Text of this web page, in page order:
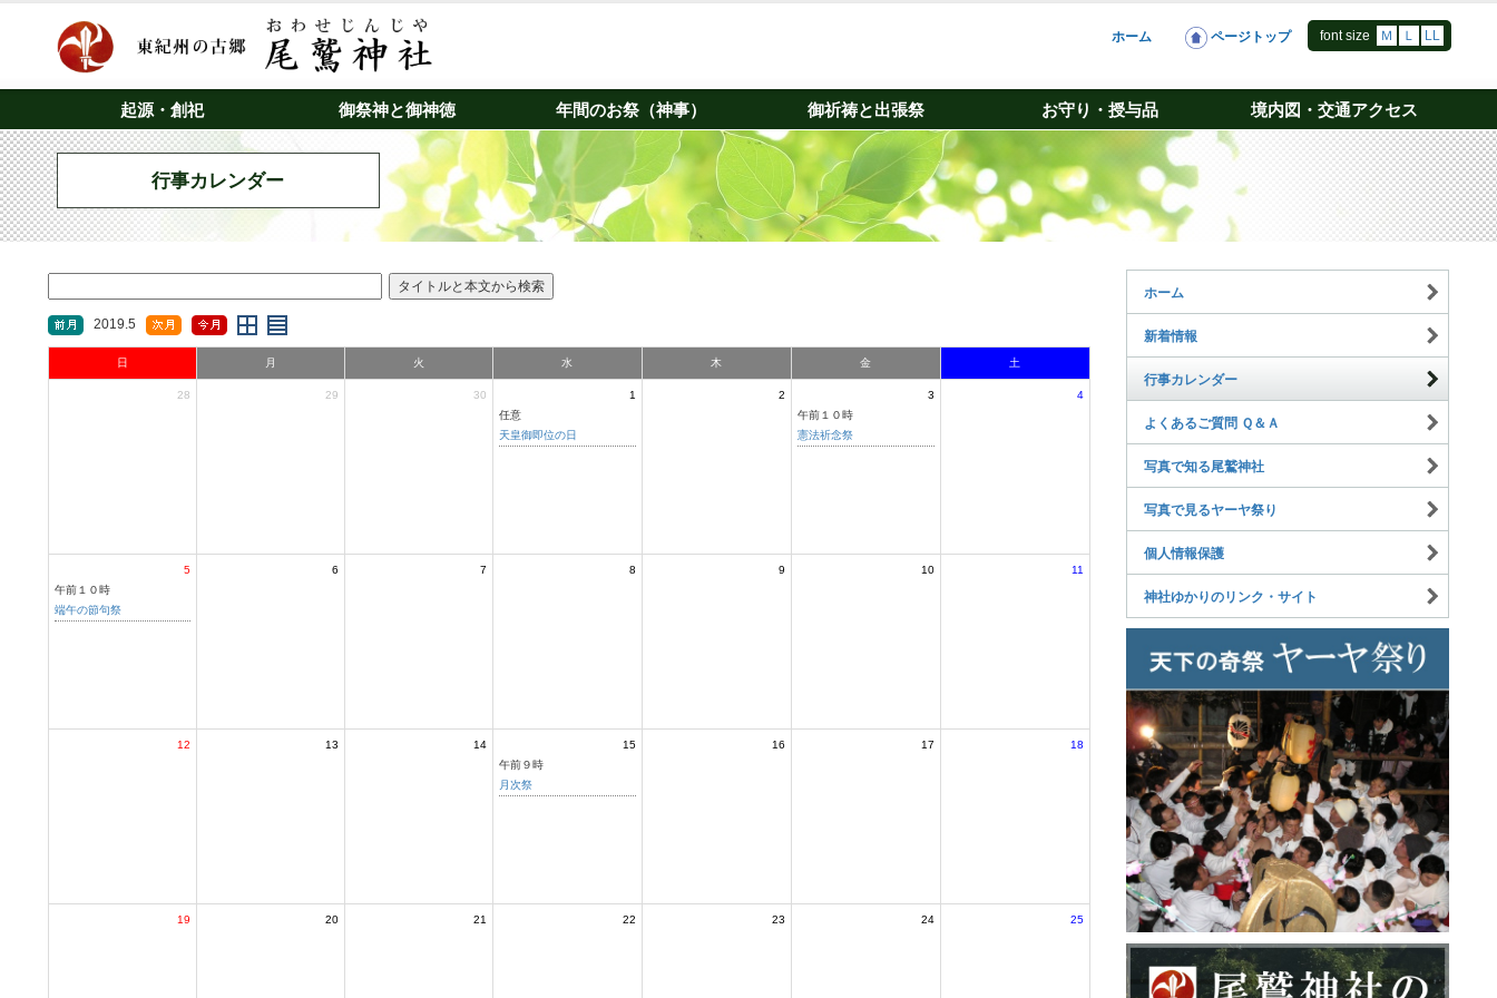
ホーム ページトップ font size Ｍ Ｌ LL
起源・創祀 御祭神と御神徳 年間のお祭（神事） 御祈祷と出張祭 お守り・授与品 境内図・交通アクセス
行事カレンダー
2019.5
日 月 火 水 木 金 土
28 29 30
1
任意
天皇御即位の日
2
3
午前１０時
憲法祈念祭
4
5
午前１０時
端午の節句祭
6 7 8 9 10 11
12 13 14
15
午前９時
月次祭
16 17 18
19 20 21 22 23 24 25
ホーム
新着情報
行事カレンダー
よくあるご質問 Ｑ＆Ａ
写真で知る尾鷲神社
写真で見るヤーヤ祭り
個人情報保護
神社ゆかりのリンク・サイト